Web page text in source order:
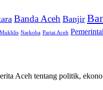
Banda Aceh Banjir
Mukhlis Narkoba Partai Aceh
Aceh tentang politik,